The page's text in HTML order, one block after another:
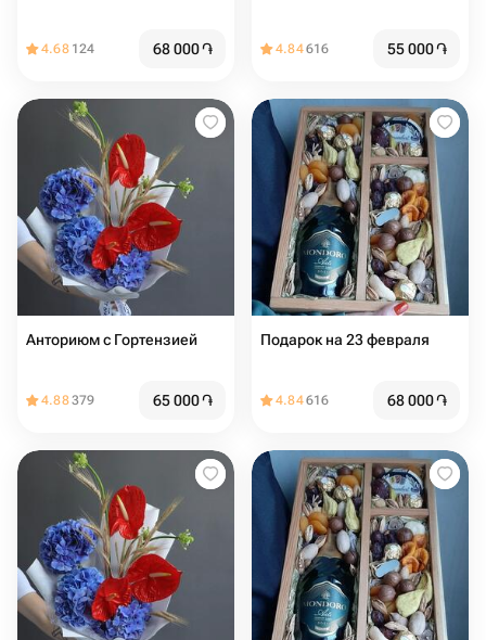
4.68 124 68 000֏ 4.84616 55 000֏
Анториюм с Гортензией
4.88379 65 000֏
Подарок на 23 февраля
4.84616 68 000֏